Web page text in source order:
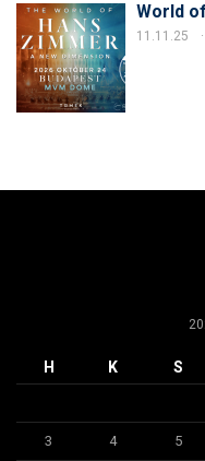
World
11.11.25
H K S
3 4 5